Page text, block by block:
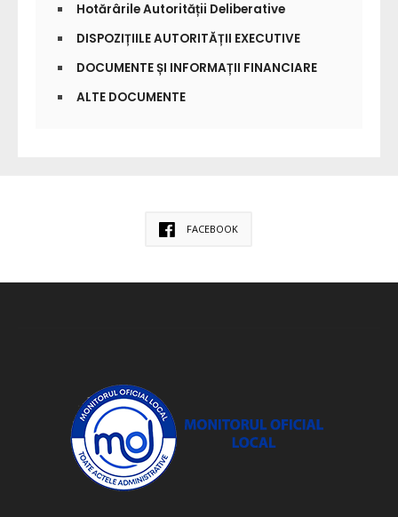
Hotărârile Autorității Deliberative
DISPOZIȚIILE AUTORITĂȚII EXECUTIVE
DOCUMENTE ȘI INFORMAȚII FINANCIARE
ALTE DOCUMENTE
FACEBOOK